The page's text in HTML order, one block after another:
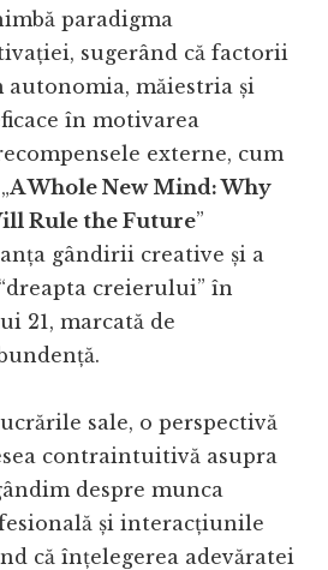
paradigma
sugerând că factorii
măiestria și
în motivarea
externe, cum
A Whole New Mind: Why
Rule the Future”
gândirii creative și a
creierului” în
21, marcată de
sale, o perspectivă
contraintuitivă asupra
despre munca
și interacțiunile
că înțelegerea adevăratei